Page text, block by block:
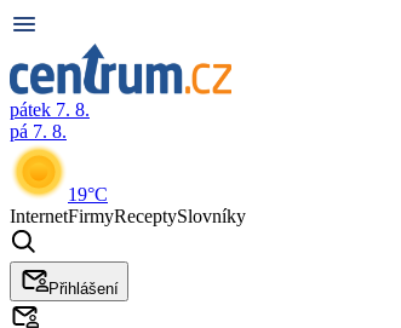
pátek 7. 8.
pá 7. 8.
19°C
InternetFirmyReceptySlovníky
Přihlášení